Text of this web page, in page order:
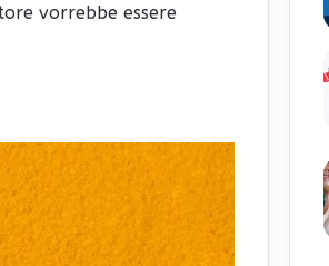
vorrebbe essere